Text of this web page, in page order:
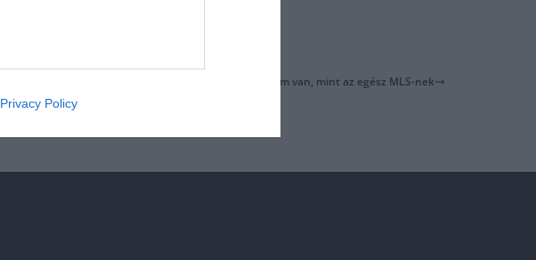
Privacy Policy
Ibrahimovic: Több címem van, mint az egész MLS-nek